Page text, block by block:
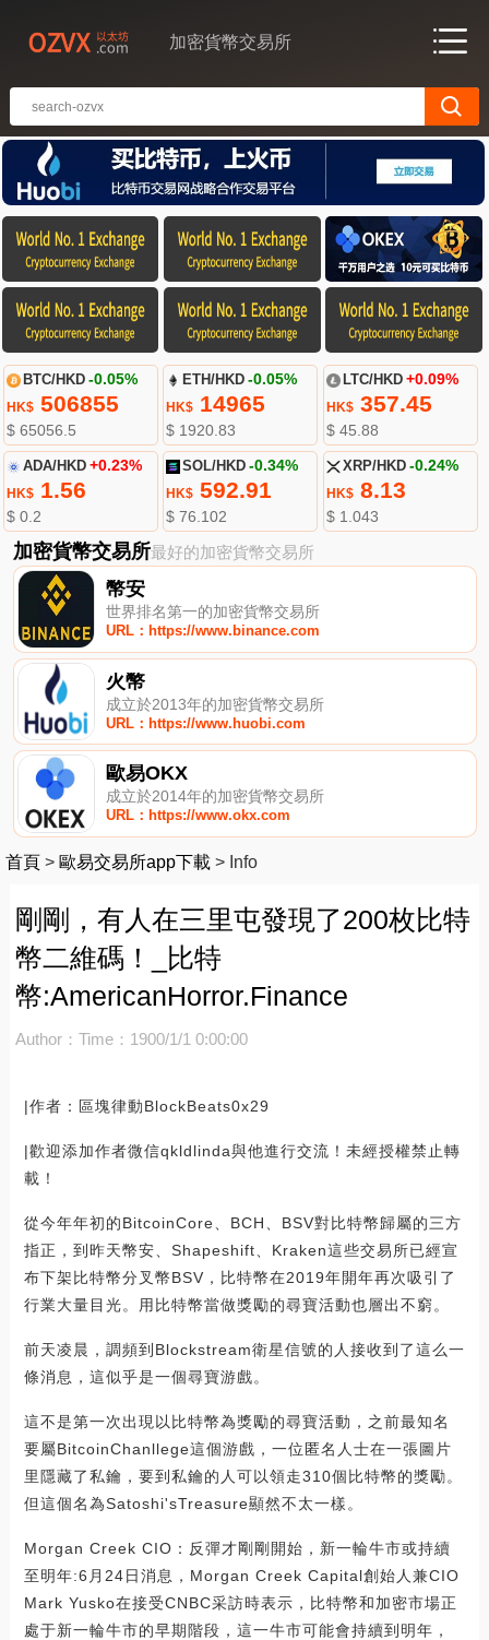
加密貨幣交易所
BTC/HKD -0.05%
HK$506855
$ 65056.5
ETH/HKD -0.05%
HK$ 14965
$ 1920.83
LTC/HKD +0.09%
HK$357.45
$ 45.88
ADA/HKD +0.23%
HK$1.56
$ 0.2
SOL/HKD -0.34%
HK$ 592.91
$ 76.102
XRP/HKD -0.24%
HK$8.13
$ 1.043
加密貨幣交易所最好的加密貨幣交易所
幣安
世界排名第一的加密貨幣交易所
URL：https://www.binance.com
火幣
成立於2013年的加密貨幣交易所
URL：https://www.huobi.com
歐易OKX
成立於2014年的加密貨幣交易所
URL：https://www.okx.com
首頁 > 歐易交易所app下載 > Info
剛剛，有人在三里屯發現了200枚比特
幣二維碼！_比特
幣:AmericanHorror.Finance
Author： Time：1900/1/1 0:00:00
|作者：區塊律動BlockBeats0x29
|歡迎添加作者微信qkldlinda與他進行交流！未經授權禁止轉
載！
從今年年初的BitcoinCore、BCH、BSV對比特幣歸屬的三方
指正，到昨天幣安、Shapeshift、Kraken這些交易所已經宣
布下架比特幣分叉幣BSV，比特幣在2019年開年再次吸引了
行業大量目光。用比特幣當做獎勵的尋寶活動也層出不窮。
前天凌晨，調頻到Blockstream衛星信號的人接收到了這么一
條消息，這似乎是一個尋寶游戲。
這不是第一次出現以比特幣為獎勵的尋寶活動，之前最知名
要屬BitcoinChanllege這個游戲，一位匿名人士在一張圖片
里隱藏了私鑰，要到私鑰的人可以領走310個比特幣的獎勵。
但這個名為Satoshi'sTreasure顯然不太一樣。
Morgan Creek CIO：反彈才剛剛開始，新一輪牛市或持續
至明年:6月24日消息，Morgan Creek Capital創始人兼CIO
Mark Yusko在接受CNBC采訪時表示，比特幣和加密市場正
處于新一輪牛市的早期階段，這一牛市可能會持續到明年，